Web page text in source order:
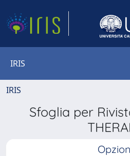
IRIS
IRIS
Sfoglia per